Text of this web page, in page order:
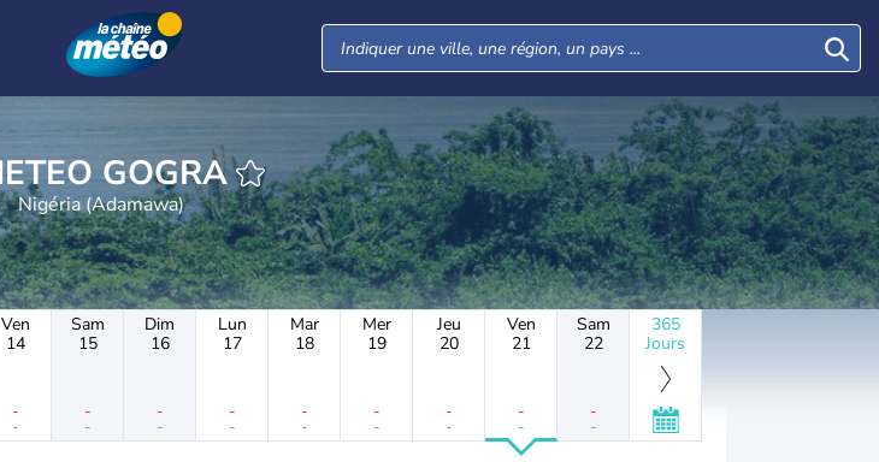
METEO GOGRA
Nigéria (Adamawa)
Ven
14
-
-
Sam
15
-
-
Dim
16
-
-
Lun
17
-
-
Mar
18
-
-
Mer
19
-
-
Jeu
20
-
-
Ven
21
-
-
Sam
22
-
-
365
Jours